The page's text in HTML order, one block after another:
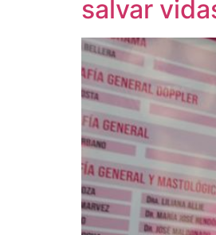
salvar